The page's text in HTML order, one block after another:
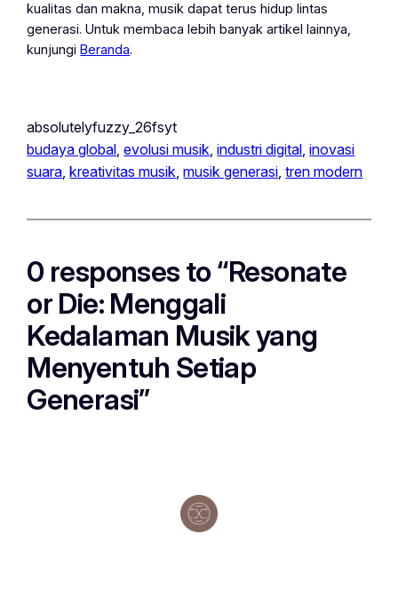
kualitas dan makna, musik dapat terus hidup lintas
generasi. Untuk membaca lebih banyak artikel lainnya,
kunjungiBeranda.
absolutelyfuzzy_26fsyt
budaya global , evolusi musik , industri digital , inovasi
suara , kreativitas musik , musik generasi , tren modern
0 responses to “Resonate
or Die: Menggali
Kedalaman Musik yang
Menyentuh Setiap
Generasi”